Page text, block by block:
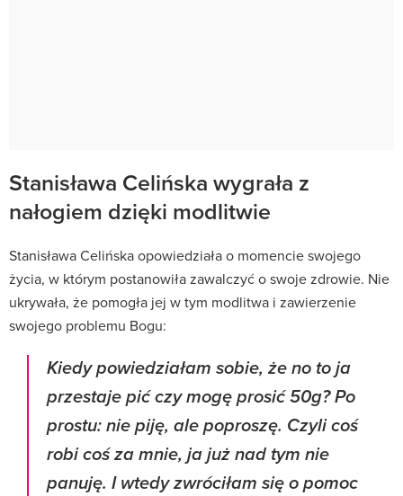
Stanisława Celińska wygrała z
nałogiem dzięki modlitwie
Stanisława Celińska opowiedziała o momencie swojego
życia, w którym postanowiła zawalczyć o swoje zdrowie. Nie
ukrywała, że pomogła jej w tym modlitwa i zawierzenie
swojego problemu Bogu:
Kiedy powiedziałam sobie, że no to ja
przestaje pić czy mogę prosić 50g? Po
prostu: nie piję, ale poproszę. Czyli coś
robi coś za mnie, ja już nad tym nie
panuję. I wtedy zwróciłam się o pomoc